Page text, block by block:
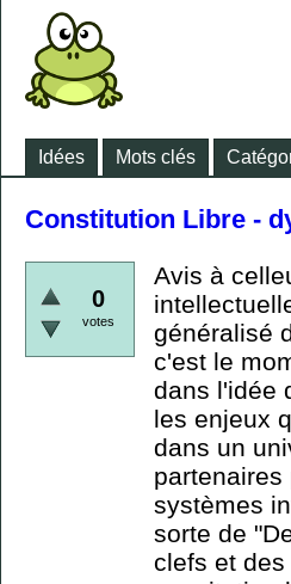
Idées Mots clés
Constitution Libre -
0
votes
Avis à
généralisé
c'est le
dans l'idée
les enjeux
dans un
systèmes
sorte de
clefs et